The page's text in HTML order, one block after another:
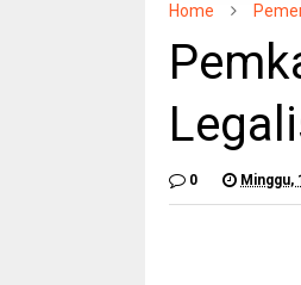
Home
0 Minggu,